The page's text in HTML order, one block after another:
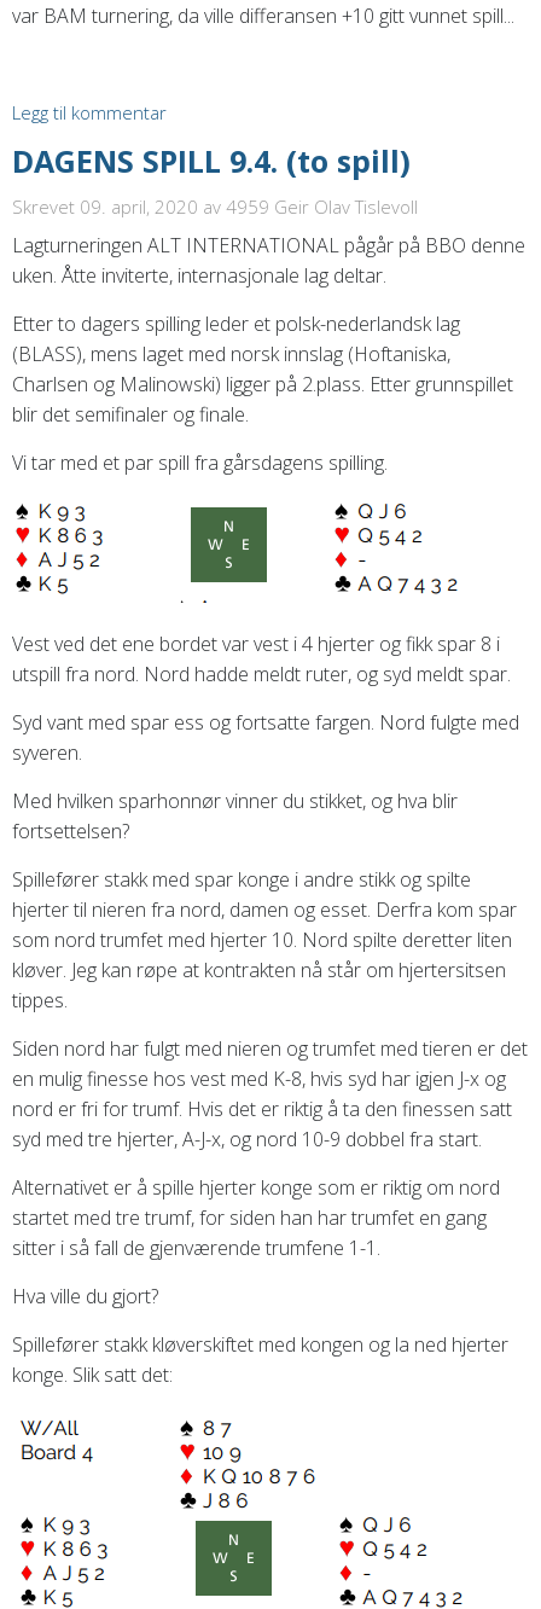
var BAM turnering, da ville differansen +10 gitt vunnet spill...
Legg til kommentar
DAGENS SPILL 9.4. (to spill)
Skrevet 09. april, 2020 av 4959 Geir Olav Tislevoll
Lagturneringen ALT INTERNATIONAL pågår på BBO denne
uken. Åtte inviterte, internasjonale lag deltar.
Etter to dagers spilling leder et polsk-nederlandsk lag
(BLASS), mens laget med norsk innslag (Hoftaniska,
Charlsen og Malinowski) ligger på 2.plass. Etter grunnspillet
blir det semifinaler og finale.
Vi tar med et par spill fra gårsdagens spilling.
Vest ved det ene bordet var vest i 4 hjerter og fikk spar 8 i
utspill fra nord. Nord hadde meldt ruter, og syd meldt spar.
Syd vant med spar ess og fortsatte fargen. Nord fulgte med
syveren.
Med hvilken sparhonnør vinner du stikket, og hva blir
fortsettelsen?
Spillefører stakk med spar konge i andre stikk og spilte
hjerter til nieren fra nord, damen og esset. Derfra kom spar
som nord trumfet med hjerter 10. Nord spilte deretter liten
kløver. Jeg kan røpe at kontrakten nå står om hjertersitsen
tippes.
Siden nord har fulgt med nieren og trumfet med tieren er det
en mulig finesse hos vest med K-8, hvis syd har igjen J-x og
nord er fri for trumf. Hvis det er riktig å ta den finessen satt
syd med tre hjerter, A-J-x, og nord 10-9 dobbel fra start.
Alternativet er å spille hjerter konge som er riktig om nord
startet med tre trumf, for siden han har trumfet en gang
sitter i så fall de gjenværende trumfene 1-1.
Hva ville du gjort?
Spillefører stakk kløverskiftet med kongen og la ned hjerter
konge. Slik satt det: